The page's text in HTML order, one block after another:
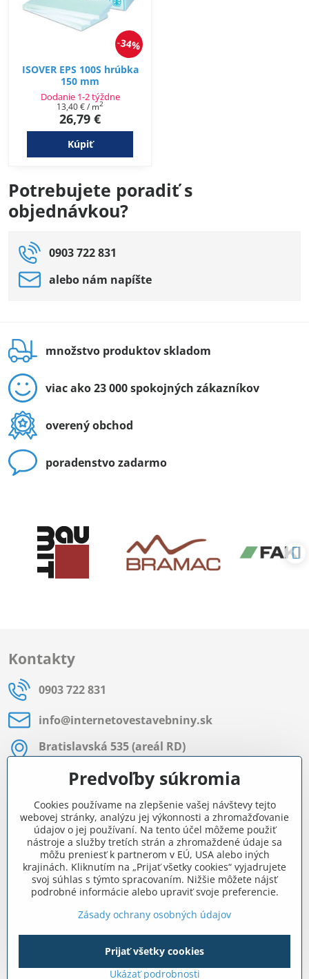
34%
ISOVER EPS 100S hrúbka
150 mm
Dodanie 1-2 týždne
26,79 €
13,40 €/ m2
Kúpiť
Potrebujete poradiť s
objednávkou?
0903 722 831
alebo nám napíšte
množstvo produktov skladom
viac ako 23 000 spokojných zákazníkov
overený obchod
poradenstvo zadarmo
Kontakty
0903 722 831
info​@internetovestavebniny​.sk
Bratislavská 535 (areál RD)
Most pri Bratislave
Pon - Pia 8:00 - 11:30 a 12:15 - 15:30
Facebook
Navigácia
Všetko o nákupe
©2026Copyright
Predvoľby súkromiaZásady ochrany osobných údajov
Predvoľby súkromia
Cookies používame na zlepšenie vašej návštevy tejto
webovej stránky, analýzu jej výkonnosti a zhromažďovanie
údajov o jej používaní. Na tento účel môžeme použiť
nástroje a služby tretích strán a zhromaždené údaje sa
môžu preniesť k partnerom v EÚ, USA alebo iných
krajinách. Kliknutím na „Prijať všetky cookies“ vyjadrujete
svoj súhlas s týmto spracovaním. Nižšie môžete nájsť
podrobné informácie alebo upraviť svoje preferencie.
Zásady ochrany osobných údajov
Ukázať podrobnosti
Prijať všetky cookies